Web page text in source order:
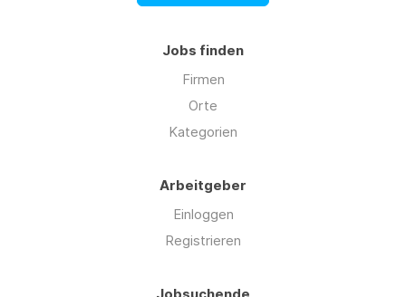
Jobs finden
Firmen
Orte
Kategorien
Arbeitgeber
Einloggen
Registrieren